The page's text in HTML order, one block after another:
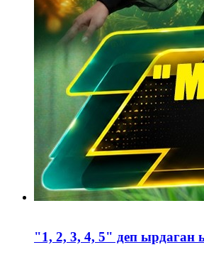
"1, 2, 3, 4, 5" деп ырдаган